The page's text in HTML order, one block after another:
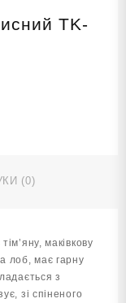
TK-
(0)
маківкову
лоб, має гарну
з
зі спіненого